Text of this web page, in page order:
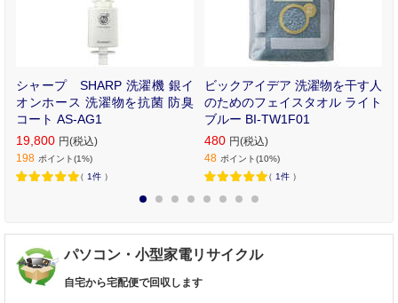
シャープ SHARP 洗濯機 銀イ
オンホース 洗濯物を抗菌 防臭
コート AS-AG1
19,800 円(税込)
198 ポイント(1%)
（ 1件 ）
ビックアイデア 洗濯物を干す人
のためのフェイスタオル ライト
ブルー BI-TW1F01
480 円(税込)
48 ポイント(10%)
（ 1件 ）
パソコン・小型家電リサイクル
自宅から宅配便で回収します